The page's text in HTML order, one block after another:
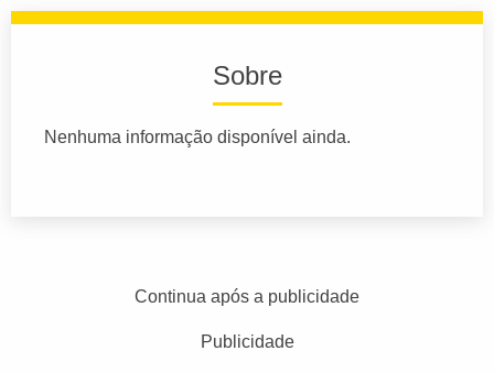
Sobre
Nenhuma informação disponível ainda.
Continua após a publicidade
Publicidade